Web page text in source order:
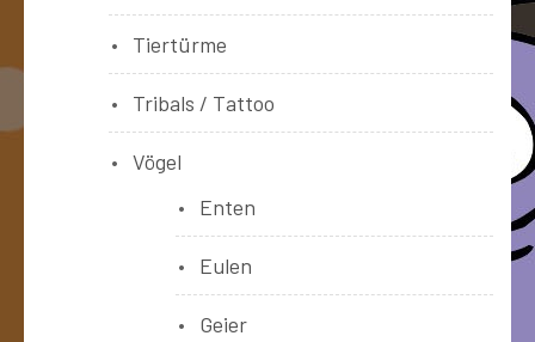
Tiertürme
Tribals / Tattoo
Vögel
Enten
Eulen
Geier